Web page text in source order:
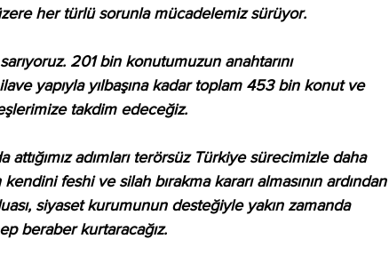
her türlü sorunla mücadelemiz sürüyor.
201 bin konutumuzun anahtarını
yapıyla yılbaşına kadar toplam 453 bin konut ve
takdim edeceğiz.
attığımız adımları terörsüz Türkiye sürecimizle daha
feshi ve silah bırakma kararı almasının ardından
siyaset kurumunun desteğiyle yakın zamanda
beraber kurtaracağız.